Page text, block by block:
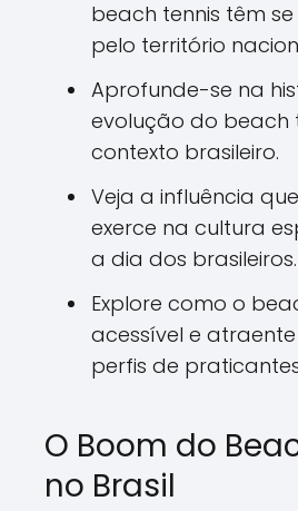
beach tennis têm
pelo território
Aprofunde-se na
evolução do beach
contexto brasileiro.
Veja a influência
exerce na cultura
a dia dos brasileiros.
Explore como o
acessível e
perfis de
O Boom do
no Brasil